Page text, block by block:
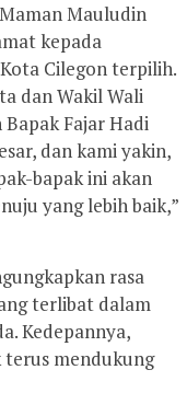
Mauludin
kepada
Cilegon terpilih.
dan Wakil Wali
Fajar Hadi
dan kami yakin,
bapak ini akan
yang lebih baik,”
rasa
terlibat dalam
Kedepannya,
mendukung